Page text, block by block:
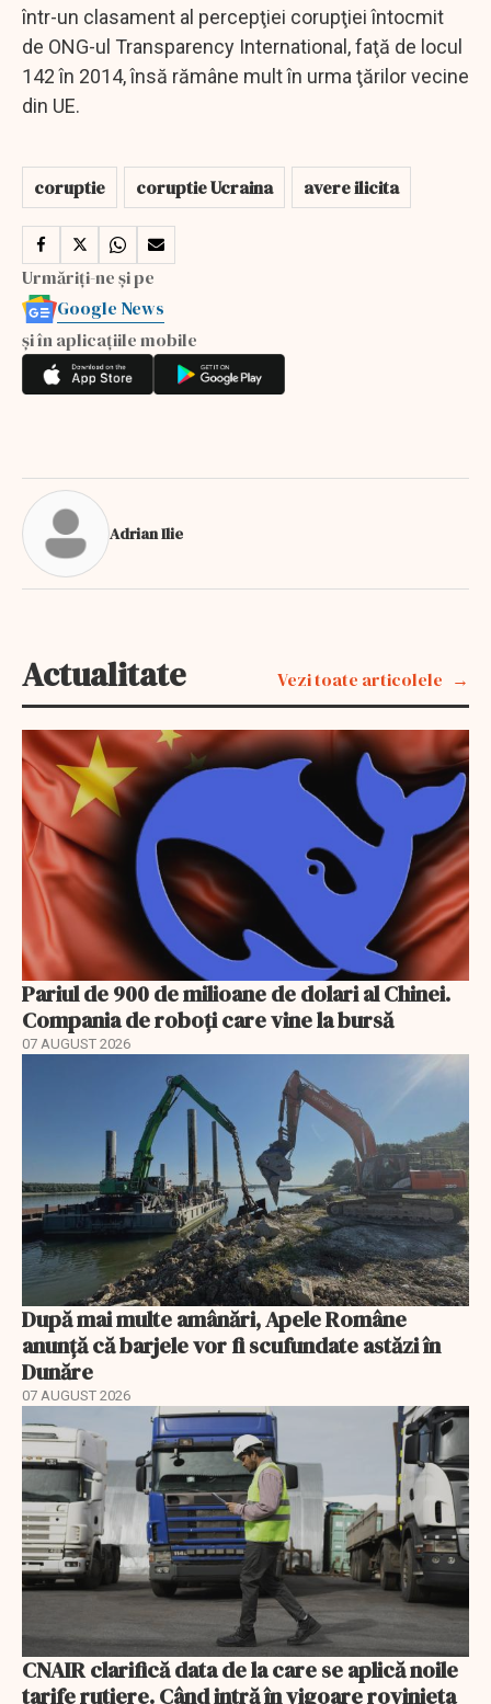
într-un clasament al percepţiei corupţiei întocmit
de ONG-ul Transparency International, faţă de locul
142 în 2014, însă rămâne mult în urma ţărilor vecine
din UE.
coruptie coruptie Ucraina avere ilicita
Urmăriți-ne și pe
Google News
și în aplicațiile mobile
Adrian Ilie
Actualitate Vezi toate articolele
Pariul de 900 de milioane de dolari al Chinei.
Compania de roboți care vine la bursă
07 AUGUST 2026
După mai multe amânări, Apele Române
anunță că barjele vor fi scufundate astăzi în
Dunăre
07 AUGUST 2026
CNAIR clarifică data de la care se aplică noile
tarife rutiere. Când intră în vigoare rovinieta